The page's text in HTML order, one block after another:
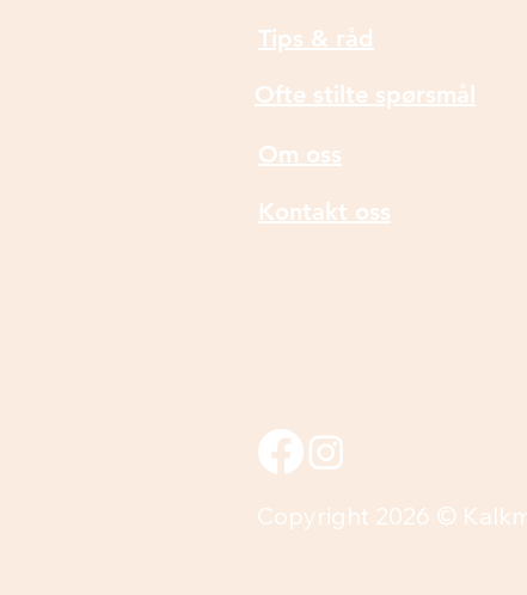
Tips & råd
Ofte stilte spørsmål
Om oss
Kontakt oss
Copyright 2026 ©